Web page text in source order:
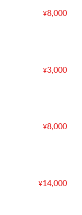
8,000
3,000
8,000
14,000